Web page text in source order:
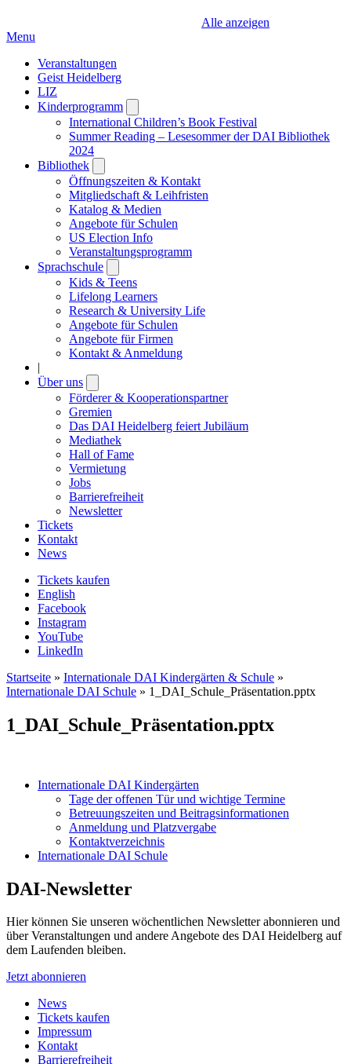
Alle anzeigen
Menu
Veranstaltungen
Geist Heidelberg
LIZ
Kinderprogramm
submenu
International Children’s Book Festival
Summer Reading – Lesesommer der DAI Bibliothek
2024
Bibliothek
submenu
Öffnungszeiten & Kontakt
Mitgliedschaft & Leihfristen
Katalog & Medien
Angebote für Schulen
US Election Info
Veranstaltungsprogramm
Sprachschule
submenu
Kids & Teens
Lifelong Learners
Research & University Life
Angebote für Schulen
Angebote für Firmen
Kontakt & Anmeldung
|
Über uns
submenu
Förderer & Kooperationspartner
Gremien
Das DAI Heidelberg feiert Jubiläum
Mediathek
Hall of Fame
Vermietung
Jobs
Barrierefreiheit
Newsletter
Tickets
Kontakt
News
Tickets kaufen
English
Facebook
Instagram
YouTube
LinkedIn
Startseite » Internationale DAI Kindergärten & Schule »
Internationale DAI Schule » 1_DAI_Schule_Präsentation.pptx
1_DAI_Schule_Präsentation.pptx
Internationale DAI Kindergärten
Tage der offenen Tür und wichtige Termine
Betreuungszeiten und Beitragsinformationen
Anmeldung und Platzvergabe
Kontaktverzeichnis
Internationale DAI Schule
DAI-Newsletter
Hier können Sie unseren wöchentlichen Newsletter abonnieren und
über Veranstaltungen und andere Angebote des DAI Heidelberg auf
dem Laufenden bleiben.
Jetzt abonnieren
News
Tickets kaufen
Impressum
Kontakt
Barrierefreiheit